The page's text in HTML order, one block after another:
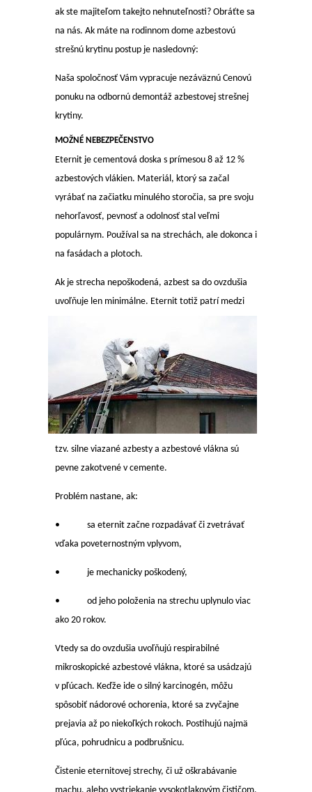
ak ste majiteľom takejto nehnuteľnosti? Obráťte sa
na nás. Ak máte na rodinnom dome azbestovú
strešnú krytinu postup je nasledovný:
Naša spoločnosť Vám vypracuje nezáväznú Cenovú
ponuku na odbornú demontáž azbestovej strešnej
krytiny.
MOŽNÉ NEBEZPEČENSTVO
Eternit je cementová doska s prímesou 8 až 12 %
azbestových vlákien. Materiál, ktorý sa začal
vyrábať na začiatku minulého storočia, sa pre svoju
nehorľavosť, pevnosť a odolnosť stal veľmi
populárnym. Používal sa na strechách, ale dokonca i
na fasádach a plotoch.
Ak je strecha nepoškodená, azbest sa do ovzdušia
uvoľňuje len minimálne. Eternit totiž patrí medzi
tzv. silne viazané azbesty a azbestové vlákna sú
pevne zakotvené v cemente.
Problém nastane, ak:
• sa eternit začne rozpadávať či zvetrávať
vďaka poveternostným vplyvom,
• je mechanicky poškodený,
• od jeho položenia na strechu uplynulo viac
ako 20 rokov.
Vtedy sa do ovzdušia uvoľňujú respirabilné
mikroskopické azbestové vlákna, ktoré sa usádzajú
v pľúcach. Keďže ide o silný karcinogén, môžu
spôsobiť nádorové ochorenia, ktoré sa zvyčajne
prejavia až po niekoľkých rokoch. Postihujú najmä
pľúca, pohrudnicu a podbrušnicu.
Čistenie eternitovej strechy, či už oškrabávanie